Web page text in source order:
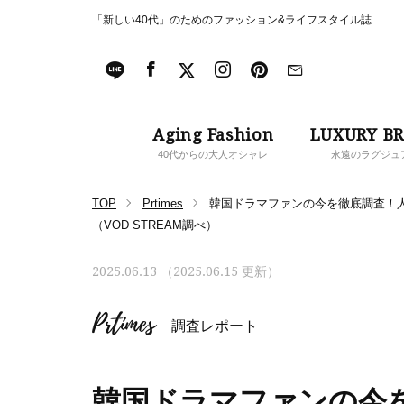
「新しい40代」のためのファッション&ライフスタイル誌
Aging Fashion
40代からの大人オシャレ
LUXURY
永遠のラグジュ
TOP Prtimes
韓国ドラマファンの今を徹底調査！
（VOD STREAM調べ）
2025.06.13 （2025.06.15 更新）
Prtimes 調査レポート